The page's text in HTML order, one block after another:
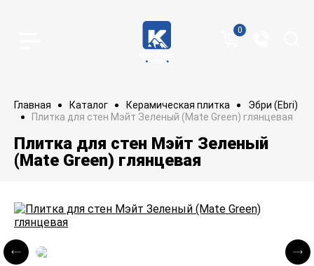
0
Главная Каталог Керамическая плитка
Эбри (Ebri)
Плитка для стен Мэйт Зеленый (Mate Green) глянцевая
Плитка для стен Мэйт Зеленый
(Mate Green) глянцевая